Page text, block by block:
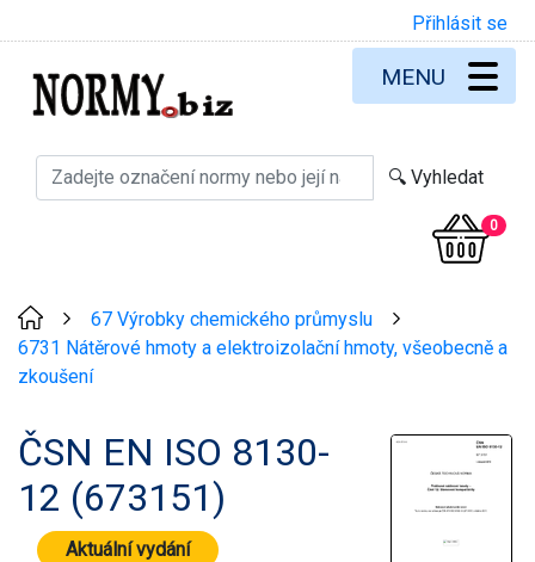
Přihlásit se
0
MENU
67 Výrobky chemického průmyslu
6731 Nátěrové hmoty a elektroizolační hmoty, všeobecně a
zkoušení
ČSN EN ISO 8130-
12 (673151)
Aktuální vydání